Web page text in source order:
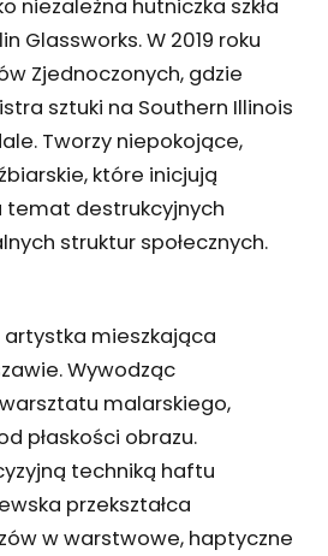
niezależna hutniczka szkła
Glassworks. W 2019 roku
Zjednoczonych, gdzie
sztuki na Southern Illinois
Tworzy niepokojące,
które inicjują
temat destrukcyjnych
struktur społecznych.
artystka mieszkająca
Wywodząc
malarskiego,
płaskości obrazu.
techniką haftu
przekształca
w warstwowe, haptyczne